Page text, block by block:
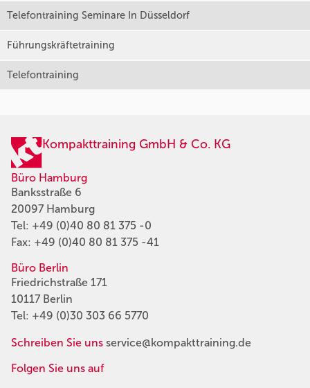
Telefontraining Seminare In Düsseldorf
Führungskräftetraining
Telefontraining
Kompakttraining GmbH & Co. KG
Büro Hamburg
Banksstraße 6
20097 Hamburg
Tel: +49 (0)40 80 81 375 -0
Fax: +49 (0)40 80 81 375 -41
Büro Berlin
Friedrichstraße 171
10117 Berlin
Tel: +49 (0)30 303 66 5770
Schreiben Sie uns service@kompakttraining.de
Folgen Sie uns auf